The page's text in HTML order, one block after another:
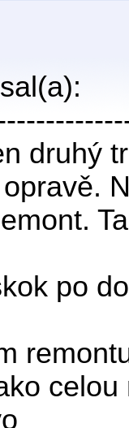
druhý
po